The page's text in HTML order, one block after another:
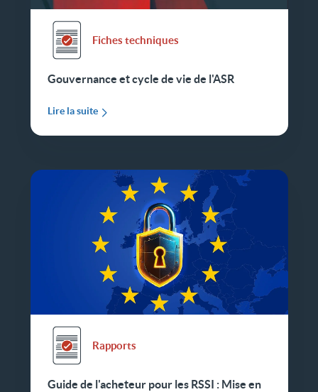
Fiches techniques
Gouvernance et cycle de vie de l'ASR
Lire la suite
Rapports
Guide de l'acheteur pour les RSSI : Mise en